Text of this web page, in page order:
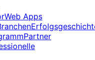
Web Apps
Partner